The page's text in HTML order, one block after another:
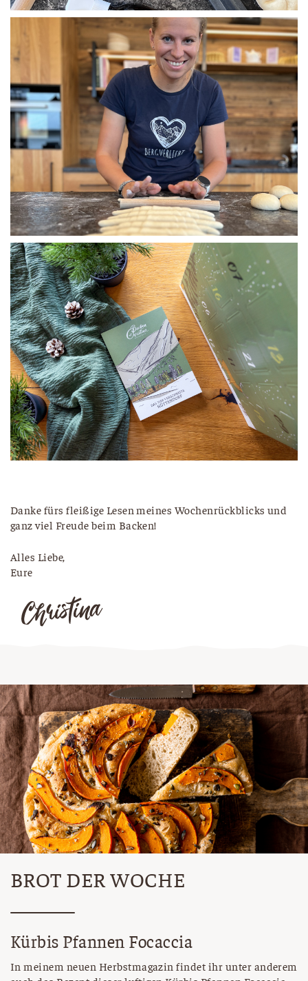
Danke fürs fleißige Lesen meines Wochenrückblicks und
ganz viel Freude beim Backen!
Alles Liebe,
Eure
BROT DER WOCHE
Kürbis Pfannen Focaccia
In meinem neuen Herbstmagazin findet ihr unter anderem